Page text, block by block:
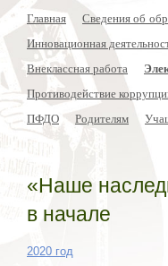
Главная
Сведения об
Инновационная
Внеклассная работа
Противодействие
ПФДО
Родителям
«Наше
в начале
2020 год